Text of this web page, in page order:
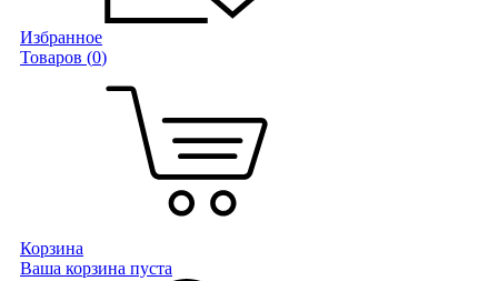
Избранное
Товаров (0)
Корзина
Ваша корзина пуста